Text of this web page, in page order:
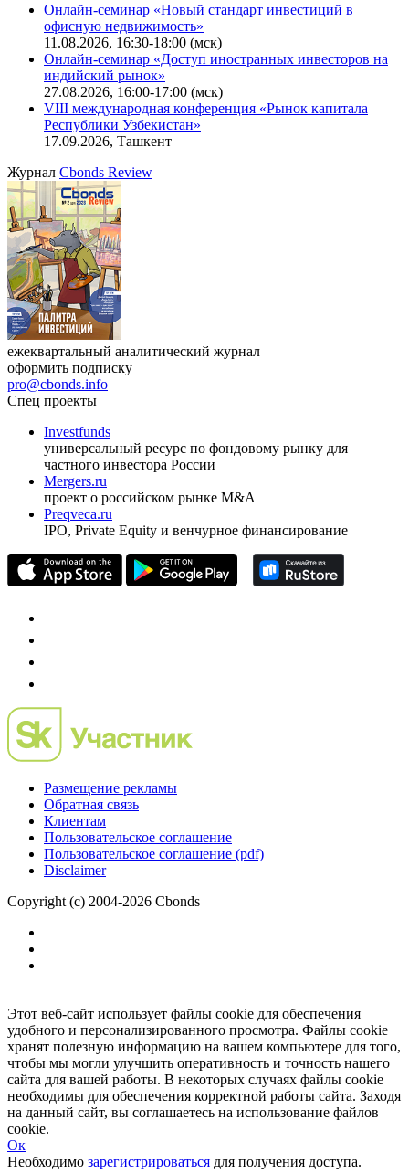
Онлайн-семинар «Новый стандарт инвестиций в
офисную недвижимость»
11.08.2026, 16:30-18:00 (мск)
Онлайн-семинар «Доступ иностранных инвесторов на
индийский рынок»
27.08.2026, 16:00-17:00 (мск)
VIII международная конференция «Рынок капитала
Республики Узбекистан»
17.09.2026, Ташкент
Журнал Cbonds Review
ежеквартальный аналитический журнал
оформить подписку
pro@cbonds.info
Спец проекты
Investfunds
универсальный ресурс по фондовому рынку для
частного инвестора России
Mergers.ru
проект о российском рынке M&A
Preqveca.ru
IPO, Private Equity и венчурное финансирование
Размещение рекламы
Обратная связь
Клиентам
Пользовательское соглашение
Пользовательское соглашение (pdf)
Disclaimer
Copyright (c) 2004-2026 Cbonds
Этот веб-сайт использует файлы cookie для обеспечения
удобного и персонализированного просмотра. Файлы cookie
хранят полезную информацию на вашем компьютере для того,
чтобы мы могли улучшить оперативность и точность нашего
сайта для вашей работы. В некоторых случаях файлы cookie
необходимы для обеспечения корректной работы сайта. Заходя
на данный сайт, вы соглашаетесь на использование файлов
cookie.
Ок
Необходимо зарегистрироваться для получения доступа.